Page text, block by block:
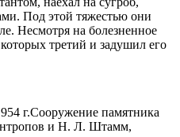
Под этой тяжестью они
Несмотря на болезненное
третий и задушил его
г.Сооружение памятника
и Н. Л. Штамм,